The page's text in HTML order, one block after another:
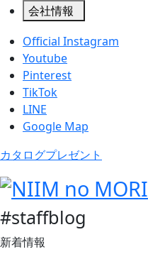
会社情報
Official Instagram
Youtube
Pinterest
TikTok
LINE
Google Map
カタログプレゼント
#staffblog
新着情報